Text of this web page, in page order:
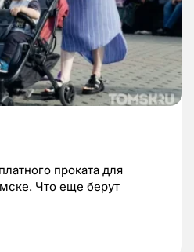
проката для
Что еще берут